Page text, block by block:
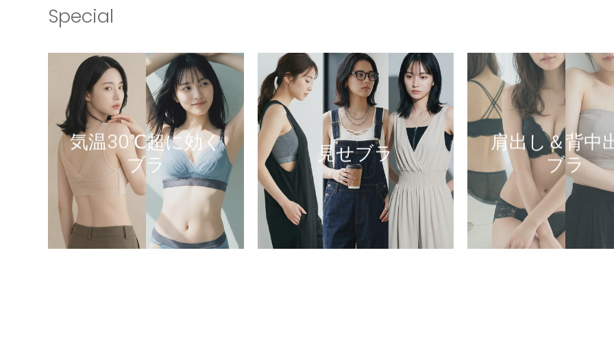
Special
気温30℃超に効く
ブラ
見せブラ
肩出し＆背中
ブラ